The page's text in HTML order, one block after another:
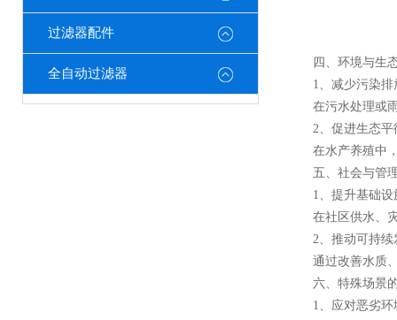
过滤器配件
全自动过滤器
四、环境与生
1、减少污染排
在污水处理或雨
2、促进生态平
在水产养殖中，
五、社会与管
1、提升基础设
在社区供水、灾
2、推动可持续
通过改善水质、
六、特殊场景的
1、应对恶劣环